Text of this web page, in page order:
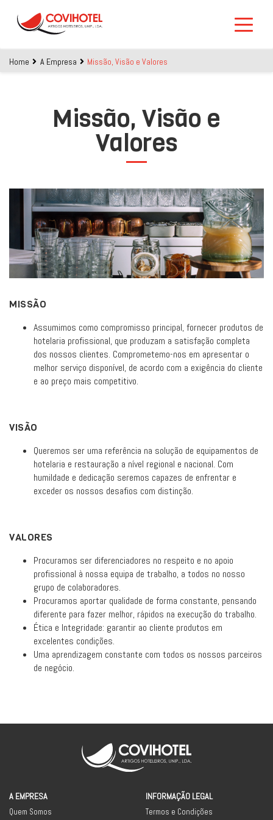
Home A Empresa Missão, Visão e Valores
Missão, Visão e
Valores
MISSÃO
Assumimos como compromisso principal, fornecer produtos de
hotelaria profissional, que produzam a satisfação completa
dos nossos clientes. Comprometemo-nos em apresentar o
melhor serviço disponível, de acordo com a exigência do cliente
e ao preço mais competitivo.
VISÃO
Queremos ser uma referência na solução de equipamentos de
hotelaria e restauração a nível regional e nacional. Com
humildade e dedicação seremos capazes de enfrentar e
exceder os nossos desafios com distinção.
VALORES
Procuramos ser diferenciadores no respeito e no apoio
profissional à nossa equipa de trabalho, a todos no nosso
grupo de colaboradores.
Procuramos aportar qualidade de forma constante, pensando
diferente para fazer melhor, rápidos na execução do trabalho.
Ética e Integridade: garantir ao cliente produtos em
excelentes condições.
Uma aprendizagem constante com todos os nossos parceiros
de negócio.
A EMPRESA
Quem Somos
INFORMAÇÃO LEGAL
Termos e Condições